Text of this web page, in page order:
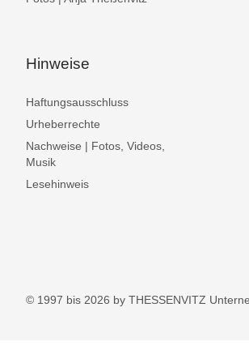
Hinweise
Haftungsausschluss
Urheberrechte
Nachweise | Fotos, Videos,
Musik
Lesehinweis
© 1997 bis 2026 by THESSENVITZ